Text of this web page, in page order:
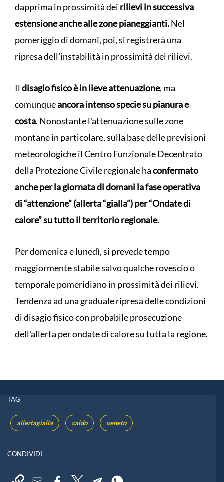
dapprima in prossimità dei rilievi in successiva
estensione anche alle zone pianeggianti.Nel
pomeriggio di domani, poi, si registrerà una
ripresa dell'instabilità in prossimità dei rilievi.
Ildisagio fisico è in lieve attenuazione, ma
comunqueancora intenso specie su pianura e
costa. Nonostante l'attenuazione sulle zone
montane in particolare, sulla base delle previsioni
meteorologiche il Centro Funzionale Decentrato
della Protezione Civile regionale haconfermato
anche per la giornata di domani la fase operativa
di “attenzione” (allerta “gialla”) per “Ondate di
calore” su tutto il territorio regionale.
Per domenica e lunedì, si prevede tempo
maggiormente stabile salvo qualche rovescio o
temporale pomeridiano in prossimità dei rilievi.
Tendenza ad una graduale ripresa delle condizioni
di disagio fisico con probabile prosecuzione
dell'allerta per ondate di calore su tutta la regione.
TAG
allertagialla caldo veneto
CONDIVIDI